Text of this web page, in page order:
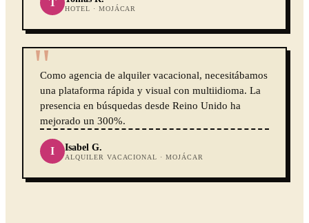
HOTEL · MOJÁCAR
"
Como agencia de alquiler vacacional, necesitábamos
una plataforma rápida y visual con multiidioma. La
presencia en búsquedas desde Reino Unido ha
mejorado un 300%.
I Isabel G.
ALQUILER VACACIONAL · MOJÁCAR